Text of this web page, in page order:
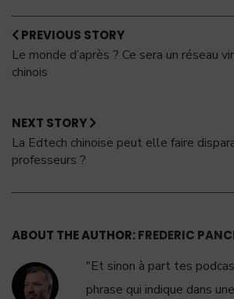
PREVIOUS STORY
Le monde d’après ? Ce sera un réseau
chinois
NEXT STORY
La Edtech chinoise peut elle faire
professeurs ?
ABOUT THE AUTHOR:FREDERIC
"Et sinon à part tes
phrase qui indique dans